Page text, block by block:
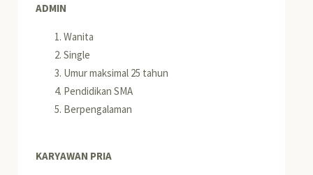
ADMIN
Wanita
Single
Umur maksimal 25 tahun
Pendidikan SMA
Berpengalaman
KARYAWAN PRIA